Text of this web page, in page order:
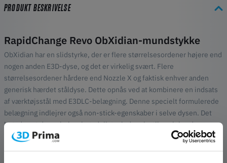
PRODUKT BESKRIVELSE
RapidChange Revo ObXidian-mundstykke
ObXidian har en slidstyrke, der er flere størrelsesordener højere end
nogen anden E3D-dyse, og det er virkelig svært. Flere
størrelsesordener hårdere end Nozzle X og faktisk enhver anden
generisk hærdet ståldyse. Dette opnås ved at kombinere en indsats
af værktøjsstål med E3DLC-belægning. Denne specielt formulerede
belægning indlejrer også non-stick-egenskaber i selve dysen. Det
betyder, at der ophobes betydeligt mindre plastik omkring dysen.
Eksperimentér frit